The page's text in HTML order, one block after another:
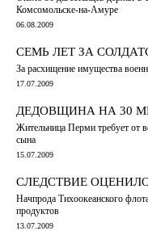
Комсомольске-на-Амуре
06.08.2009
СЕМЬ ЛЕТ ЗА
За расхищение имущества
17.07.2009
ДЕДОВЩИНА НА 30
Жительница Перми требует от
сына
15.07.2009
СЛЕДСТВИЕ
Начпрода Тихоокеанского
продуктов
13.07.2009